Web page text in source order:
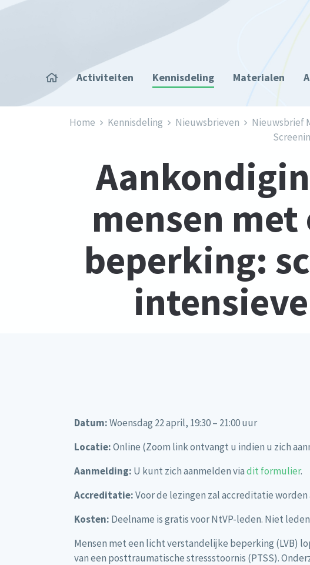
Home Activiteiten Kennisdeling Materialen
Kruimelpad
Home Kennisdeling Nieuwsbrieven Nieuwsbrief
mensen
beperking:
Datum:Woensdag 22 april, 19:30 – 21:00 uur
Locatie:Online (Zoom link ontvangt u indien u zich
Aanmelding: U kunt zich aanmelden viadit formulier.
Accreditatie:Voor de lezingen zal accreditatie worden
Kosten: Deelname is gratis voor NtVP-leden. Niet
Mensen met een licht verstandelijke beperking (LVB)
van een posttraumatische stressstoornis (PTSS).